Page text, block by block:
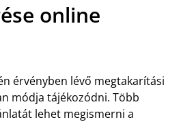
online
érvényben lévő megtakarítási
módja tájékozódni. Több
lehet megismerni a